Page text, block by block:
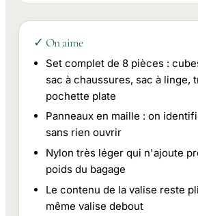
✓ On aime
Set complet de 8 pièces :
sac à chaussures, sac à linge,
pochette plate
Panneaux en maille : on
sans rien ouvrir
Nylon très léger qui n'ajoute
poids du bagage
Le contenu de la valise reste
même valise debout